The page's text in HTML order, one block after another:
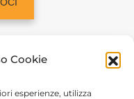
Cookie
esperienze, utilizza